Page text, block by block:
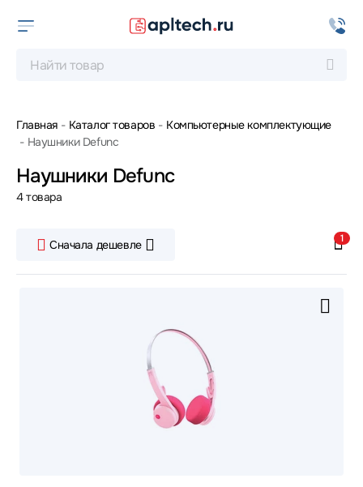
Главная Каталог товаров
Компьютерные комплектующие
Наушники Defunc
Наушники Defunc
4 товара
Сначала дешевле 1